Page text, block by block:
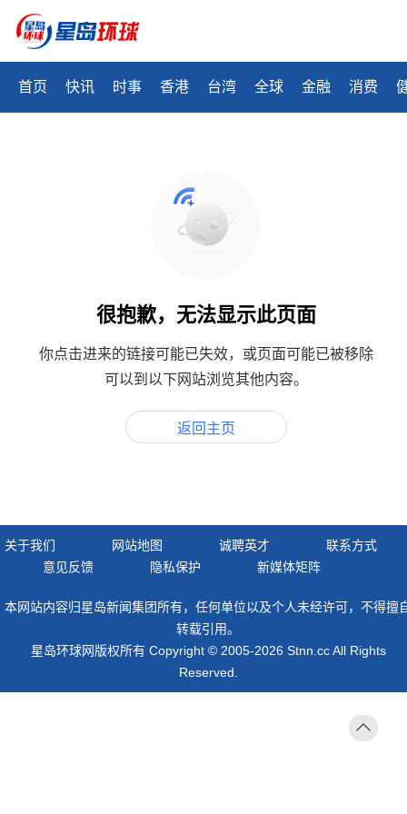
首页 快讯 时事 香港 台湾 全球 金融 消费
很抱歉，无法显示此页面
你点击进来的链接可能已失效，或页面可能已被移除
可以到以下网站浏览其他内容。
返回主页
关于我们 网站地图 诚聘英才
联系方式
意见反馈
隐私保护 新媒体矩阵
本网站内容归星岛新闻集团所有，任何单位以及个人未经许可，不得擅
转载引用。
星岛环球网版权所有 Copyright © 2005-2026 Stnn.cc All Rights
Reserved.